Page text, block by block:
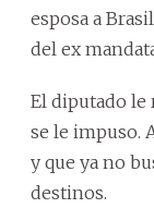
esposa a
del ex
El diputado le
se le impuso.
y que ya no
destinos.